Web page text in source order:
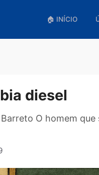
🏠
diesel
Barreto O